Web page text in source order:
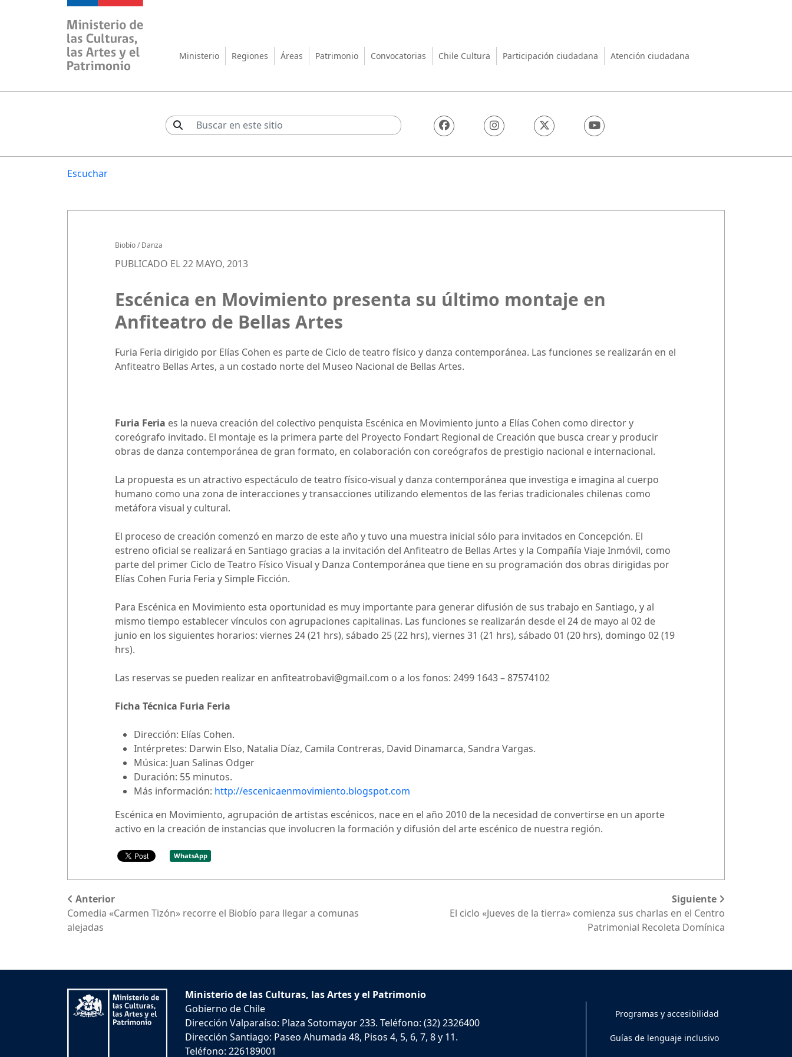
Ministerio de las Culturas, las Artes y el Patrimonio
Ministerio Regiones Áreas Patrimonio Convocatorias Chile Cultura Participación ciudadana Atención ciudadana
Escuchar
Biobío/Danza
PUBLICADO EL 22 MAYO, 2013
Escénica en Movimiento presenta su último montaje en
Anfiteatro de Bellas Artes
Furia Feria dirigido por Elías Cohen es parte de Ciclo de teatro físico y danza contemporánea. Las funciones se realizarán en el
Anfiteatro Bellas Artes, a un costado norte del Museo Nacional de Bellas Artes.
Furia Feria es la nueva creación del colectivo penquista Escénica en Movimiento junto a Elías Cohen como director y
coreógrafo invitado. El montaje es la primera parte del Proyecto Fondart Regional de Creación que busca crear y producir
obras de danza contemporánea de gran formato, en colaboración con coreógrafos de prestigio nacional e internacional.
La propuesta es un atractivo espectáculo de teatro físico-visual y danza contemporánea que investiga e imagina al cuerpo
humano como una zona de interacciones y transacciones utilizando elementos de las ferias tradicionales chilenas como
metáfora visual y cultural.
El proceso de creación comenzó en marzo de este año y tuvo una muestra inicial sólo para invitados en Concepción. El
estreno oficial se realizará en Santiago gracias a la invitación del Anfiteatro de Bellas Artes y la Compañía Viaje Inmóvil, como
parte del primer Ciclo de Teatro Físico Visual y Danza Contemporánea que tiene en su programación dos obras dirigidas por
Elías Cohen Furia Feria y Simple Ficción.
Para Escénica en Movimiento esta oportunidad es muy importante para generar difusión de sus trabajo en Santiago, y al
mismo tiempo establecer vínculos con agrupaciones capitalinas. Las funciones se realizarán desde el 24 de mayo al 02 de
junio en los siguientes horarios: viernes 24 (21 hrs), sábado 25 (22 hrs), viernes 31 (21 hrs), sábado 01 (20 hrs), domingo 02 (19
hrs).
Las reservas se pueden realizar en anfiteatrobavi@gmail.com o a los fonos: 2499 1643 – 87574102
Ficha Técnica Furia Feria
Dirección: Elías Cohen.
Intérpretes: Darwin Elso, Natalia Díaz, Camila Contreras, David Dinamarca, Sandra Vargas.
Música: Juan Salinas Odger
Duración: 55 minutos.
Más información: http://escenicaenmovimiento.blogspot.com
Escénica en Movimiento, agrupación de artistas escénicos, nace en el año 2010 de la necesidad de convertirse en un aporte
activo en la creación de instancias que involucren la formación y difusión del arte escénico de nuestra región.
WhatsApp
Anterior
Comedia «Carmen Tizón» recorre el Biobío para llegar a comunas
alejadas
Siguiente
El ciclo «Jueves de la tierra» comienza sus charlas en el Centro
Patrimonial Recoleta Domínica
Ministerio de las Culturas, las Artes y el Patrimonio
Gobierno de Chile
Dirección Valparaíso: Plaza Sotomayor 233. Teléfono: (32) 2326400
Dirección Santiago: Paseo Ahumada 48, Pisos 4, 5, 6, 7, 8 y 11.
Teléfono: 226189001
Programas y accesibilidad
Guías de lenguaje inclusivo